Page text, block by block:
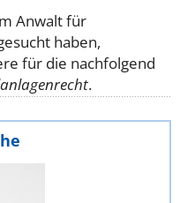
Anwalt für
haben,
für die nachfolgend
.